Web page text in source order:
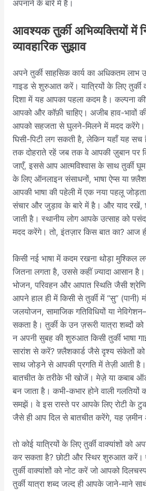
अपनाने के बारे में है।
आवश्यक तुर्की अभिव्यक्तियों में
व्यावहारिक सुझाव
अपने तुर्की साहसिक कार्य का अधिकतम लाभ
गाइड से शुरुआत करें। यात्रियों के लिए तुर्की
दिशा में यह आपका पहला कदम है। कल्पना
आपको और कॉफ़ी चाहिए। अजीब हाव-भावों
आपको सहजता से घुलने-मिलने में मदद करेंगे।
घिसी-पिटी लग सकती है, लेकिन यहाँ यह सच
तक दोहराते रहें जब तक वे आपकी ज़ुबान पर
जाएँ, इससे आप आत्मविश्वास के साथ तुर्की
के लिए ऑनलाइन संसाधनों, भाषा ऐप्स या
आपकी भाषा की पहेली में एक नया पहलू
संचार और जुड़ाव के बारे में है। और याद रखें,
जाती है। स्थानीय लोग आपके उत्साह को
मदद करेंगे। तो, इंतज़ार किस बात का? आज
किसी नई भाषा में कदम रखना थोड़ा मुश्किल
जितना लगता है, उससे कहीं ज़्यादा आसान है।
भोजन, परिवहन और आपात स्थिति जैसी
आपने हाल ही में किसी से तुर्की में “सु”
जलयोजन, सामाजिक गतिविधियों या
सकता है। तुर्की के उन ज़रूरी यात्रा शब्दों को
न अपनी सुबह की शुरुआत किसी तुर्की भाषा
सारांश से करें? फ़्लैशकार्ड जैसे दृश्य संकेतों को
साथ जोड़ने से आपकी प्रगति में तेज़ी आती है।
बातचीत के तरीके भी खोजें। मेज़े या कबाब
बन जाता है। कभी-कभार होने वाली
समझें। वे इस रास्ते पर आपके लिए रोटी के
जैसे ही आप दिल से बातचीत करेंगे, यह ज़मीन
तो कोई यात्रियों के लिए तुर्की वाक्यांशों को
कर सकता है? छोटी और स्थिर शुरुआत करें।
तुर्की वाक्यांशों को नोट करें जो आपको
तुर्की यात्रा शब्द जल्द ही आपके जाने-माने